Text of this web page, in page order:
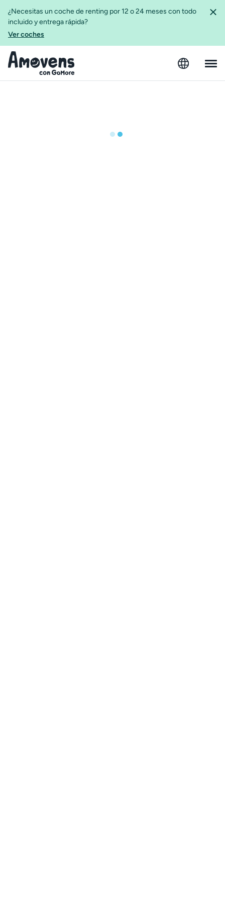
¿Necesitas un coche de renting por 12 o 24 meses con todo
incluido y entrega rápida?
Ver coches